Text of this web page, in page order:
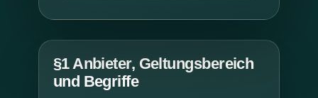
§1 Anbieter, Geltungsbereich
und Begriffe